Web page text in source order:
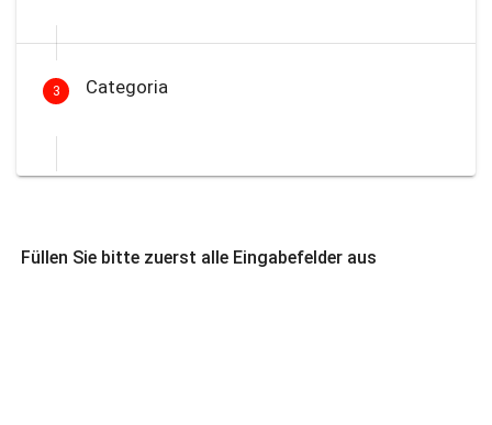
3 Categoria
Füllen Sie bitte zuerst alle Eingabefelder aus